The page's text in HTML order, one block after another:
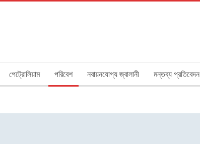
পেট্রোলিয়াম পরিবেশ নবায়নযোগ্য জ্বালানী মন্তব্য প্রতিবেদন